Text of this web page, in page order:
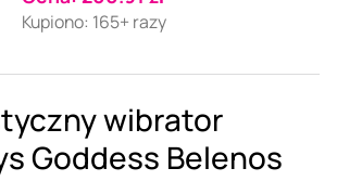
Kupiono: 165+ razy
wibrator
Goddess Belenos